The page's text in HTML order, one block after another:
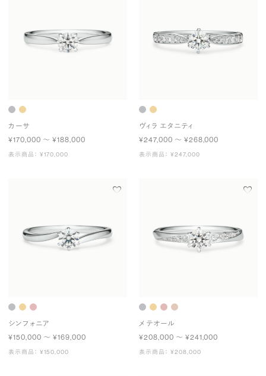
カーサ
¥170,000 〜 ¥188,000
表示商品： ¥170,000
ヴィラ エタニティ
¥247,000 〜 ¥268,000
表示商品： ¥247,000
シンフォニア
¥150,000 〜 ¥169,000
表示商品： ¥150,000
メテオール
¥208,000 〜 ¥241,000
表示商品： ¥208,000